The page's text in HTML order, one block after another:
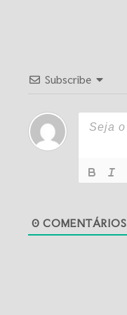
Subscribe
0 COMENTÁRIOS